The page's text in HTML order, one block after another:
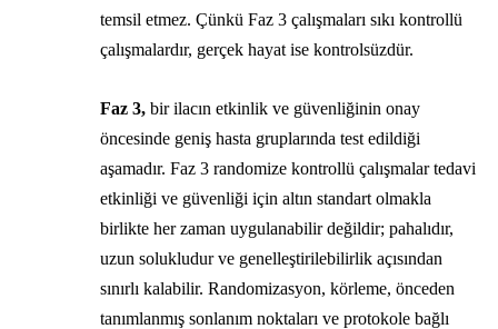
temsil etmez. Çünkü Faz 3 çalışmaları sıkı kontrollü
çalışmalardır, gerçek hayat ise kontrolsüzdür.
Faz 3, bir ilacın etkinlik ve güvenliğinin onay
öncesinde geniş hasta gruplarında test edildiği
aşamadır. Faz 3 randomize kontrollü çalışmalar tedavi
etkinliği ve güvenliği için altın standart olmakla
birlikte her zaman uygulanabilir değildir; pahalıdır,
uzun solukludur ve genelleştirilebilirlik açısından
sınırlı kalabilir. Randomizasyon, körleme, önceden
tanımlanmış sonlanım noktaları ve protokole bağlı